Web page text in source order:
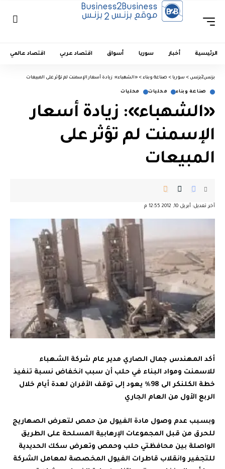
الرئيسية أخبار سوريا أسواق اقتصاد عربي اقتصاد عالمي
بزنس2بزنس > سوريا > صناعة وبناء > «الشهباء»: زيادة أسعار الإسمنت لم تؤثر على المبيعات
صناعة وبناء محليات محليات
«الشهباء»: زيادة أسعار
الإسمنت لم تؤثر على
المبيعات
آخر تعديل: أبريل 10, 2012 12:55 م
أكد المهندس جمال الصاري مدير عام شركة الشهباء
للاسمنت ومواد البناء في حلب أن سبب انخفاض نسبة تنفيذ
خطة الكلنكر الى 98٪ يعود إلى توقف الأفران لعدة أيام خلال
الربع الأول من العام الجاري
وبسبب عدم وصول مادة الفيول من حمص لتعرض الصهاريج
للحرق من قبل المجموعات الإرهابية المسلحة على الطريق
الواصلة بين محافظتي حلب وحمص وتعرض سكك الحديدية
للتجفير وانقلاب قاطرات الفيول المخصصة لمعامل الشركة